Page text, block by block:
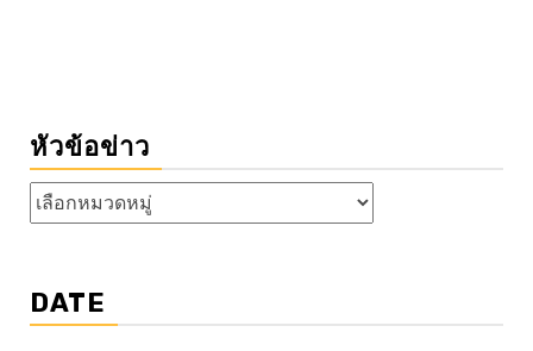
หัวข้อข่าว
หัวข้อ
ข่าว
DATE